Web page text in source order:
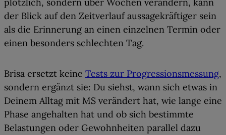
plötzlich, sondern über Wochen verändern, kann
der Blick auf den Zeitverlauf aussagekräftiger sein
als die Erinnerung an einen einzelnen Termin oder
einen besonders schlechten Tag.
Brisa ersetzt keine Tests zur Progressionsmessung,
sondern ergänzt sie: Du siehst, wann sich etwas in
Deinem Alltag mit MS verändert hat, wie lange eine
Phase angehalten hat und ob sich bestimmte
Belastungen oder Gewohnheiten parallel dazu